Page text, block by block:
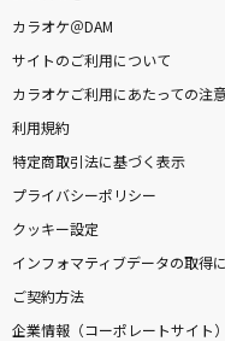
カラオケ＠DAM
サイトのご利用について
カラオケご利用にあたっての注
利用規約
特定商取引法に基づく表示
プライバシーポリシー
クッキー設定
インフォマティブデータの取得
ご契約方法
企業情報（コーポレートサイト）